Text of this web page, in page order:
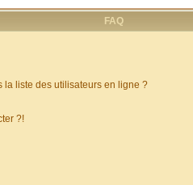
FAQ
la liste des utilisateurs en ligne ?
?!